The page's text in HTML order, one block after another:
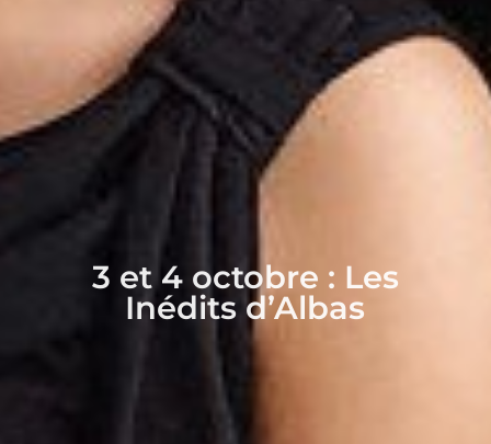
3 et 4 octobre : Les
Inédits d’Albas